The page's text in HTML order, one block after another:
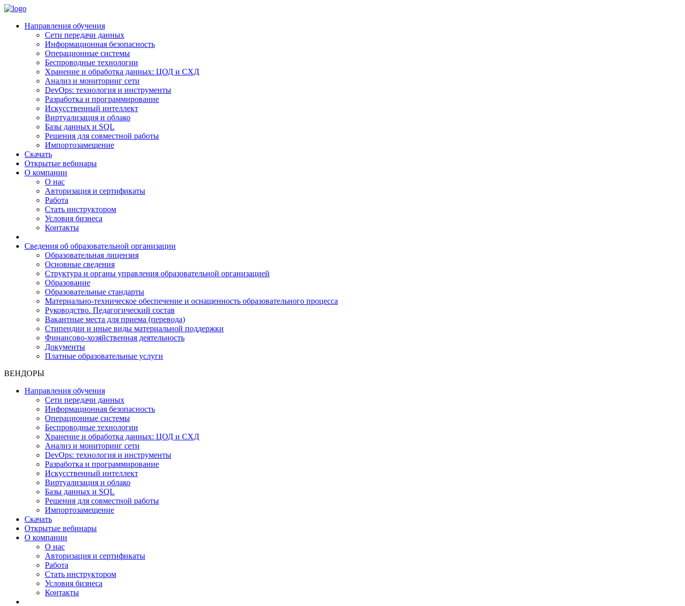
Направления обучения
Сети передачи данных
Информационная безопасность
Операционные системы
Беспроводные технологии
Хранение и обработка данных: ЦОД и СХД
Анализ и мониторинг сети
DevOps: технология и инструменты
Разработка и программирование
Искусственный интеллект
Виртуализация и облако
Базы данных и SQL
Решения для совместной работы
Импортозамещение
Скачать
Открытые вебинары
О компании
О нас
Авторизация и сертификаты
Работа
Стать инструктором
Условия бизнеса
Контакты
Сведения об образовательной организации
Образовательная лицензия
Основные сведения
Структура и органы управления образовательной организацией
Образование
Образовательные стандарты
Материально-техническое обеспечение и оснащенность образовательного процесса
Руководство. Педагогический состав
Вакантные места для приема (перевода)
Стипендии и иные виды материальной поддержки
Финансово-хозяйственная деятельность
Документы
Платные образовательные услуги
ВЕНДОРЫ
Направления обучения
Сети передачи данных
Информационная безопасность
Операционные системы
Беспроводные технологии
Хранение и обработка данных: ЦОД и СХД
Анализ и мониторинг сети
DevOps: технология и инструменты
Разработка и программирование
Искусственный интеллект
Виртуализация и облако
Базы данных и SQL
Решения для совместной работы
Импортозамещение
Скачать
Открытые вебинары
О компании
О нас
Авторизация и сертификаты
Работа
Стать инструктором
Условия бизнеса
Контакты